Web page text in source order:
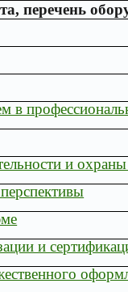
перечень
в
и
и